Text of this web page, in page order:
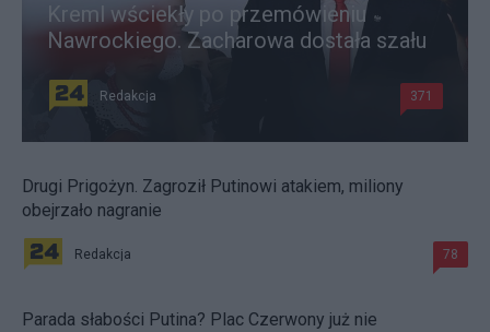
Kreml wściekły po przemówieniu
Nawrockiego. Zacharowa dostała szału
Redakcja 371
Drugi Prigożyn. Zagroził Putinowi atakiem, miliony
obejrzało nagranie
Redakcja 78
Parada słabości Putina? Plac Czerwony już nie